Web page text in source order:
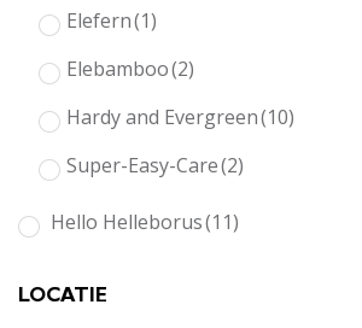
Elefern(1)
Elebamboo(2)
Hardy and Evergreen(10)
Super-Easy-Care(2)
Hello Helleborus(11)
LOCATIE